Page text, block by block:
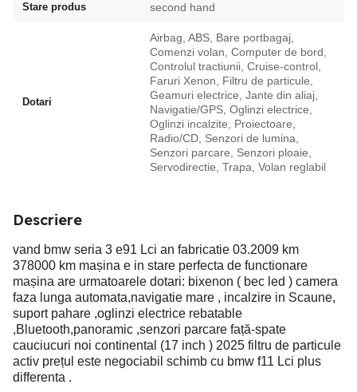
Stare produs second hand
Dotari
Airbag, ABS, Bare portbagaj,
Comenzi volan, Computer de bord,
Controlul tractiunii, Cruise-control,
Faruri Xenon, Filtru de particule,
Geamuri electrice, Jante din aliaj,
Navigatie/GPS, Oglinzi electrice,
Oglinzi incalzite, Proiectoare,
Radio/CD, Senzori de lumina,
Senzori parcare, Senzori ploaie,
Servodirectie, Trapa, Volan reglabil
Descriere
vand bmw seria 3 e91 Lci an fabricatie 03.2009 km
378000 km mașina e in stare perfecta de functionare
mașina are urmatoarele dotari: bixenon ( bec led ) camera
faza lunga automata,navigatie mare , incalzire in Scaune,
suport pahare ,oglinzi electrice rebatable
,Bluetooth,panoramic ,senzori parcare față-spate
cauciucuri noi continental (17 inch ) 2025 filtru de particule
activ prețul este negociabil schimb cu bmw f11 Lci plus
differenta .